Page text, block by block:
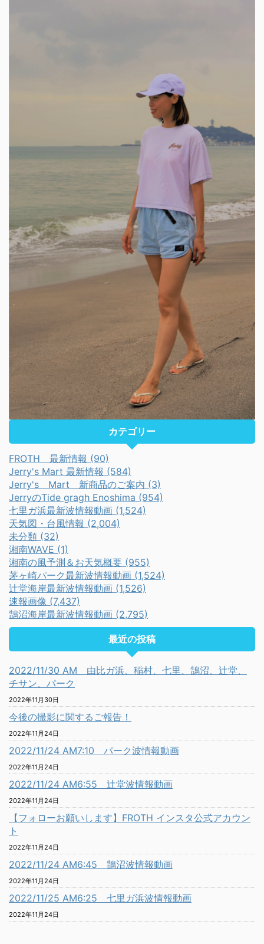
カテゴリー
FROTH 最新情報 (90)
Jerry's Mart 最新情報 (584)
Jerry's Mart 新商品のご案内 (3)
JerryのTide gragh Enoshima (954)
七里ガ浜最新波情報動画 (1,524)
天気図・台風情報 (2,004)
未分類 (32)
湘南WAVE (1)
湘南の風予測＆お天気概要 (955)
茅ヶ崎パーク最新波情報動画 (1,524)
辻堂海岸最新波情報動画 (1,526)
速報画像 (7,437)
鵠沼海岸最新波情報動画 (2,795)
最近の投稿
2022/11/30 AM 由比ガ浜、稲村、七里、鵠沼、辻堂、
チサン、パーク
2022年11月30日
今後の撮影に関するご報告！
2022年11月24日
2022/11/24 AM7:10 パーク波情報動画
2022年11月24日
2022/11/24 AM6:55 辻堂波情報動画
2022年11月24日
【フォローお願いします】FROTH インスタ公式アカウン
ト
2022年11月24日
2022/11/24 AM6:45 鵠沼波情報動画
2022年11月24日
2022/11/25 AM6:25 七里ガ浜波情報動画
2022年11月24日